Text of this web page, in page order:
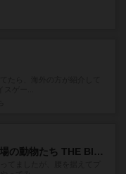
アグリコラ：牧場の動物たち THE BIG BOX